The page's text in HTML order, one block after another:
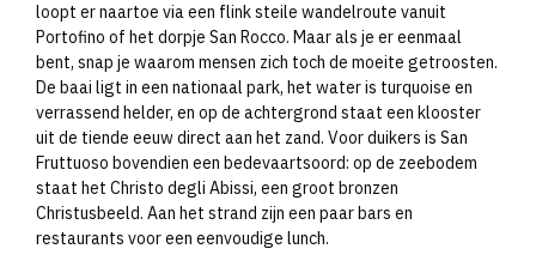
loopt er naartoe via een flink steile wandelroute vanuit
Portofino of het dorpje San Rocco. Maar als je er eenmaal
bent, snap je waarom mensen zich toch de moeite getroosten.
De baai ligt in een nationaal park, het water is turquoise en
verrassend helder, en op de achtergrond staat een klooster
uit de tiende eeuw direct aan het zand. Voor duikers is San
Fruttuoso bovendien een bedevaartsoord: op de zeebodem
staat het Christo degli Abissi, een groot bronzen
Christusbeeld. Aan het strand zijn een paar bars en
restaurants voor een eenvoudige lunch.